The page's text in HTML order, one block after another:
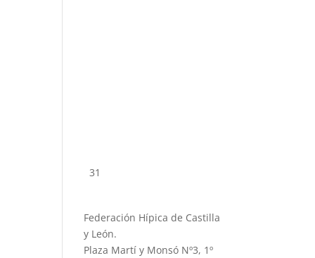
31
Federación Hípica de Castilla
y León.
Plaza Martí y Monsó Nº3, 1º